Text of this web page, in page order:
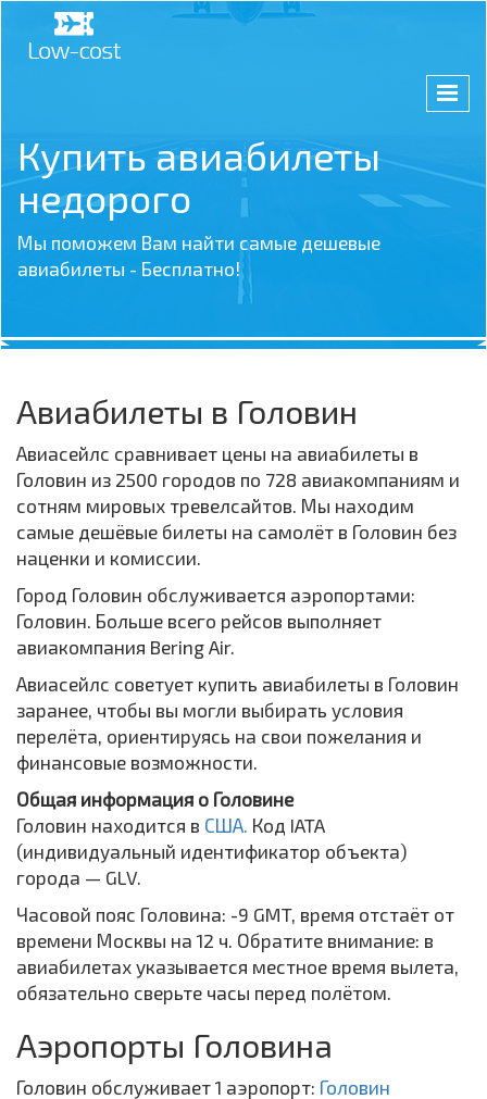
Купить авиабилеты
недорого
Мы поможем Вам найти самые дешевые
авиабилеты - Бесплатно!
Авиабилеты в Головин
Авиасейлс сравнивает цены на авиабилеты в
Головин из 2500 городов по 728 авиакомпаниям и
сотням мировых тревелсайтов. Мы находим
самые дешёвые билеты на самолёт в Головин без
наценки и комиссии.
Город Головин обслуживается аэропортами:
Головин. Больше всего рейсов выполняет
авиакомпания Bering Air.
Авиасейлс советует купить авиабилеты в Головин
заранее, чтобы вы могли выбирать условия
перелёта, ориентируясь на свои пожелания и
финансовые возможности.
Общая информация о Головине
Головин находится в США. Код IATA
(индивидуальный идентификатор объекта)
города — GLV.
Часовой пояс Головина: -9 GMT, время отстаёт от
времени Москвы на 12 ч. Обратите внимание: в
авиабилетах указывается местное время вылета,
обязательно сверьте часы перед полётом.
Аэропорты Головина
Головин обслуживает 1 аэропорт: Головин